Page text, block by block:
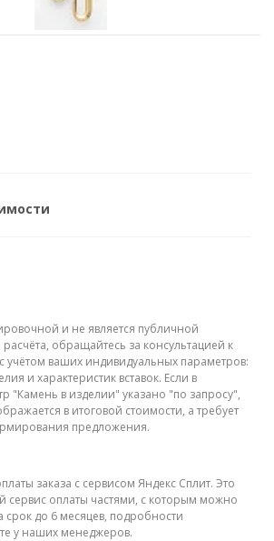
и не является публичной
обращайтесь за консультацией к
ваших индивидуальных параметров:
и характеристик вставок. Если в
"Камень в изделии" указано "по запросу",
в итоговой стоимости, а требует
предложения.
заказа с сервисом Яндекс Сплит. Это
сервис оплаты частями, с которым можно
срок до 6 месяцев, подробности
у наших менеджеров.